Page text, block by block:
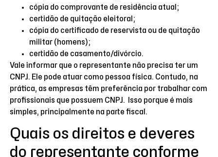
cópia do comprovante de residência atual;
certidão de quitação eleitoral;
cópia do certificado de reservista ou de quitação
militar (homens);
certidão de casamento/divórcio.
Vale informar que o representante não precisa ter um
CNPJ. Ele pode atuar como pessoa física. Contudo, na
prática, as empresas têm preferência por trabalhar com
profissionais que possuem CNPJ. Isso porque é mais
simples, principalmente na parte fiscal.
Quais os direitos e deveres
do representante conforme